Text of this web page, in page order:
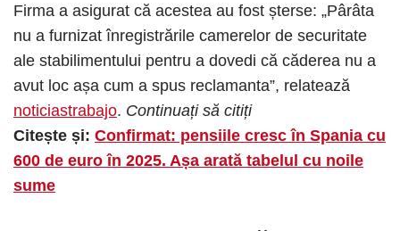
Firma a asigurat că acestea au fost șterse: „Pârâta
nu a furnizat înregistrările camerelor de securitate
ale stabilimentului pentru a dovedi că căderea nu a
avut loc așa cum a spus reclamanta”, relatează
noticiastrabajo. Continuați să citiți
Citește și: Confirmat: pensiile cresc în Spania cu
600 de euro în 2025. Așa arată tabelul cu noile
sume